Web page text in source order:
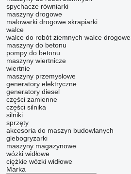
spychacze równiarki
maszyny drogowe
malowarki drogowe skrapiarki
walce
walce do robót ziemnych walce drogowe
maszyny do betonu
pompy do betonu
maszyny wiertnicze
wiertnie
maszyny przemysłowe
generatory elektryczne
generatory diesel
części zamienne
części silnika
silniki
sprzęty
akcesoria do maszyn budowlanych
glebogryzarki
maszyny magazynowe
wózki widłowe
ciężkie wózki widłowe
Marka